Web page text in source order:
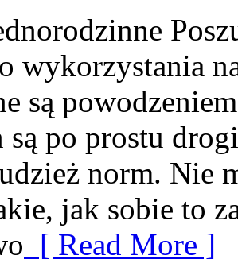
wykorzystania
są
są po prostu
norm. Nie
jak sobie to
[ Read More ]